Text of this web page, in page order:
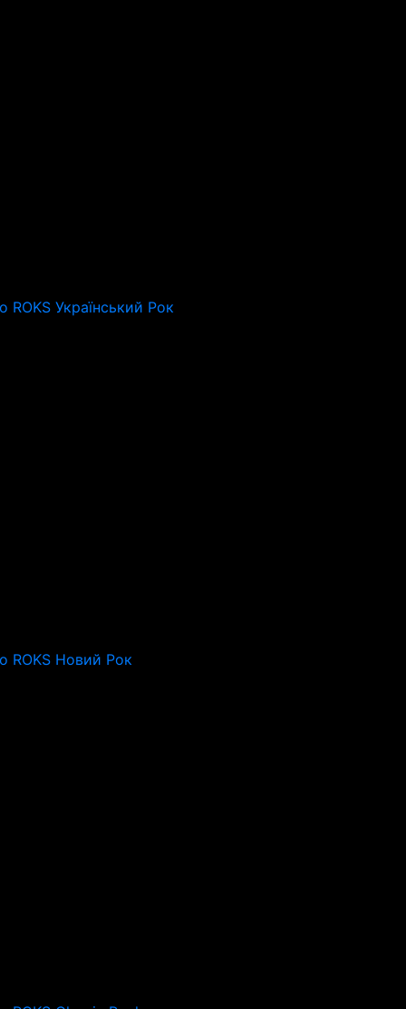
ROKS Український Рок
ROKS Новий Рок